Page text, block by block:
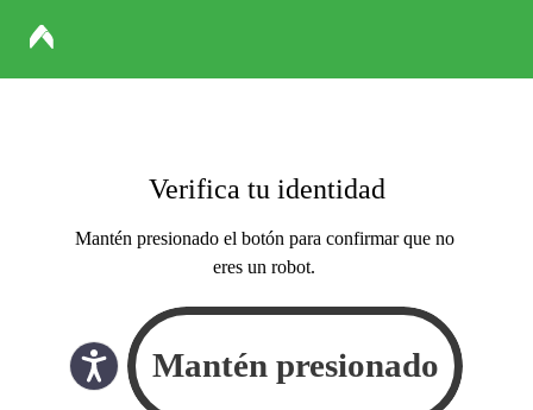
Verifica tu identidad
Mantén presionado el botón para confirmar que no
eres un robot.